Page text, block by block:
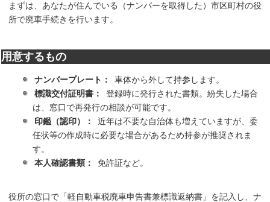
まずは、あなたが住んでいる（ナンバーを取得した）市区町村の役
所で廃車手続きを行います。
用意するもの
ナンバープレート：
車体から外して持参します。
標識交付証明書：
登録時に発行された書類。紛失した場合
は、窓口で再発行の相談が可能です。
印鑑（認印）：
近年は不要な自治体も増えていますが、委
任状等の作成時に必要な場合があるため持参が推奨されま
す。
本人確認書類：
免許証など。
役所の窓口で「軽自動車税廃車申告書兼標識返納書」を記入し、ナ